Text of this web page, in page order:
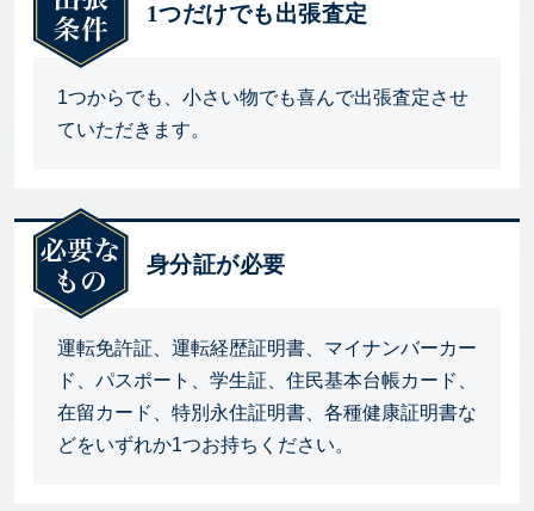
1つだけでも出張査定
1つからでも、小さい物でも喜んで出張査定させ
ていただきます。
身分証が必要
運転免許証、運転経歴証明書、マイナンバーカー
ド、パスポート、学生証、住民基本台帳カード、
在留カード、特別永住証明書、各種健康証明書な
どをいずれか1つお持ちください。